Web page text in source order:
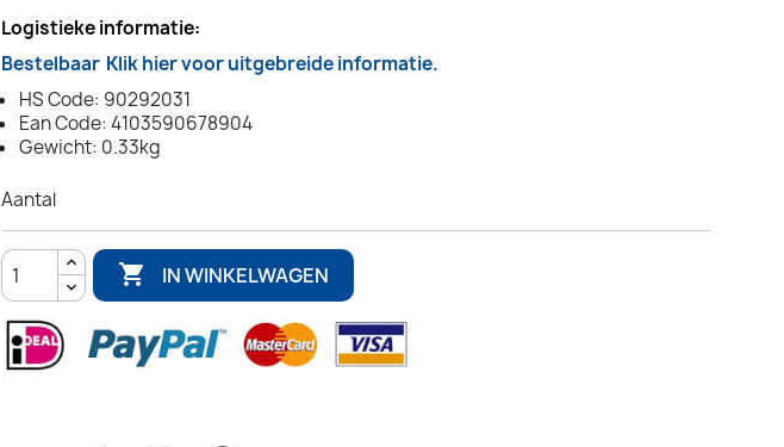
Logistieke informatie:
Bestelbaar Klik hier voor uitgebreide informatie.
HS Code: 90292031
Ean Code: 4103590678904
Gewicht: 0.33kg
Aantal
 IN WINKELWAGEN